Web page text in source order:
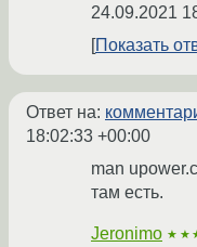
24.09.2021
Показать
Ответ на:
18:02:33 +00:00
man
там есть.
Jeronimo